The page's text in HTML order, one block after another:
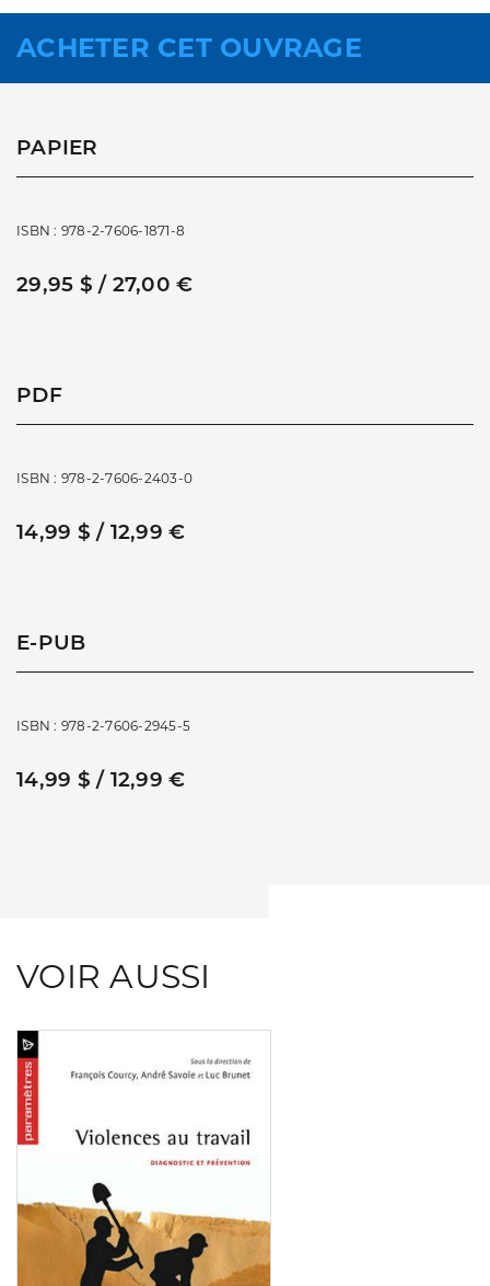
ACHETER CET OUVRAGE
PAPIER
ISBN : 978-2-7606-1871-8
29,95 $ / 27,00 €
PDF
ISBN : 978-2-7606-2403-0
14,99 $ / 12,99 €
E-PUB
ISBN : 978-2-7606-2945-5
14,99 $ / 12,99 €
VOIR AUSSI